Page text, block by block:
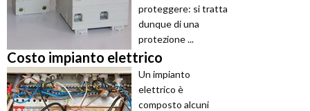
proteggere: si tratta
dunque di una
protezione ...
Costo impianto elettrico
Un impianto
elettrico è
composto alcuni